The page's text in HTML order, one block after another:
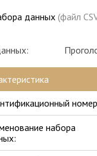
данных(файл
набора